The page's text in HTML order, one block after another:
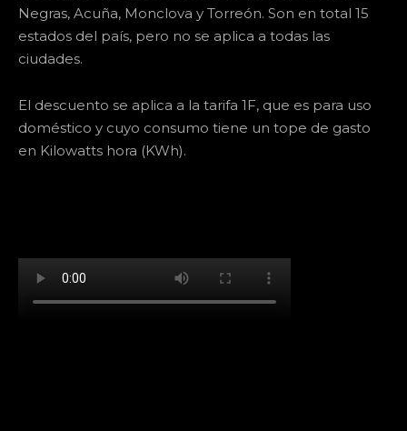
Negras, Acuña, Monclova y Torreón. Son en total 15
estados del país, pero no se aplica a todas las
ciudades.
El descuento se aplica a la tarifa 1F, que es para uso
doméstico y cuyo consumo tiene un tope de gasto
en Kilowatts hora (KWh).